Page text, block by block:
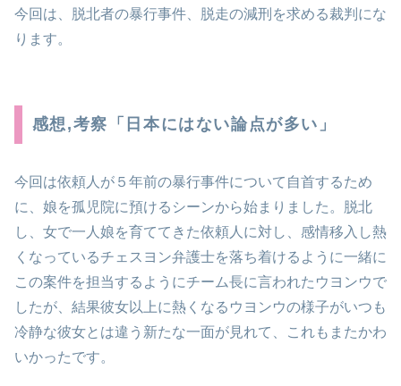
今回は、脱北者の暴行事件、脱走の減刑を求める裁判にな
ります。
感想,考察「日本にはない論点が多い」
今回は依頼人が５年前の暴行事件について自首するため
に、娘を孤児院に預けるシーンから始まりました。脱北
し、女で一人娘を育ててきた依頼人に対し、感情移入し熱
くなっているチェスヨン弁護士を落ち着けるように一緒に
この案件を担当するようにチーム長に言われたウヨンウで
したが、結果彼女以上に熱くなるウヨンウの様子がいつも
冷静な彼女とは違う新たな一面が見れて、これもまたかわ
いかったです。